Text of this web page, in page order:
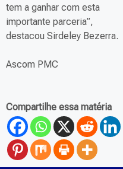
tem a ganhar com esta
importante parceria”,
destacou Sirdeley Bezerra.
Ascom PMC
Compartilhe essa matéria